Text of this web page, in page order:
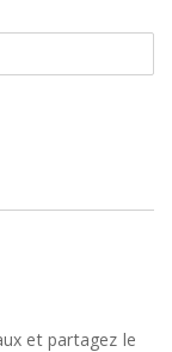
et partagez le